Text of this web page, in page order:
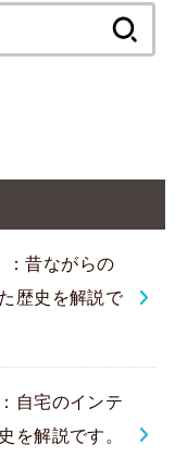
：昔ながらの
歴史を解説で
自宅のインテ
を解説です。